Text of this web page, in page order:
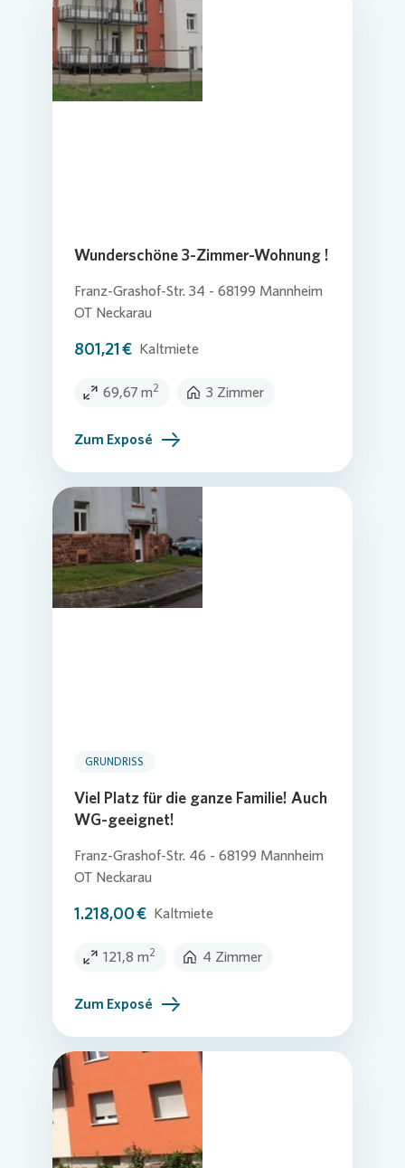
Wunderschöne 3-Zimmer-Wohnung !
Franz-Grashof-Str. 34 - 68199 Mannheim
OT Neckarau
801,21 € Kaltmiete
69,67 m2 3 Zimmer
Zum Exposé
GRUNDRISS
Viel Platz für die ganze Familie! Auch
WG-geeignet!
Franz-Grashof-Str. 46 - 68199 Mannheim
OT Neckarau
1.218,00 € Kaltmiete
121,8 m2 4 Zimmer
Zum Exposé